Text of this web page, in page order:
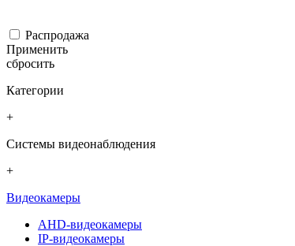
Распродажа
Применить
сбросить
Категории
+
Системы видеонаблюдения
+
Видеокамеры
AHD-видеокамеры
IP-видеокамеры